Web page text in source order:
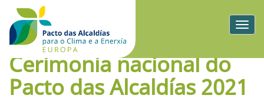
Cerimonia nacional do
Pacto das Alcaldías 2021